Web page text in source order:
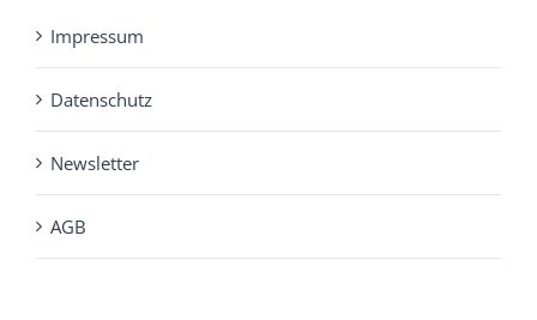
Impressum
Datenschutz
Newsletter
AGB